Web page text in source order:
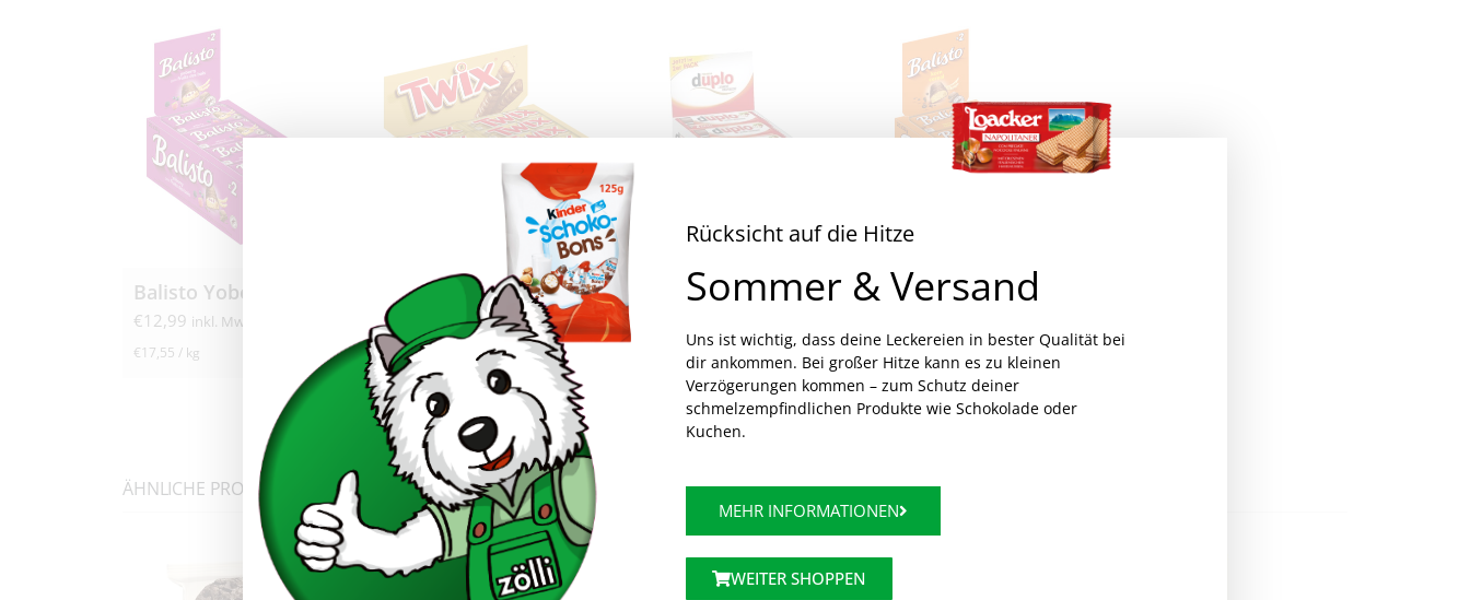
€12,99 inkl. MwSt.
€ 17,55 / kg
Twix 32x 50g
€ inkl. MwSt.
€ 11,24/
Ferrero Duplo 2er Riegel 24x 36,4g
kg 17,55 /
ÄHNLICHE PRODUKTE
Rücksicht auf die Hitze
Sommer & Versand
Uns ist wichtig, dass deine Leckereien in bester Qualität bei
dir ankommen. Bei großer Hitze kann es zu kleinen
Verzögerungen kommen – zum Schutz deiner
schmelzempfindlichen Produkte wie Schokolade oder
Kuchen.
MEHR INFORMATIONEN
WEITER SHOPPEN